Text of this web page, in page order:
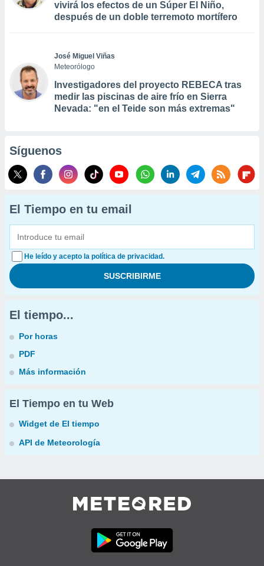
vivirá los efectos de un Súper El Niño,
después de un doble terremoto mortífero
José Miguel Viñas
Meteorólogo
Investigadores del proyecto REBECA tras
medir las piscinas de aire frío en Sierra
Nevada: "en el Teide son más extremas"
Síguenos
El Tiempo en tu email
He leído y acepto la política de privacidad.
El tiempo...
Por horas
PDF
Más información
El Tiempo en tu Web
Widget de El tiempo
API de Meteorología